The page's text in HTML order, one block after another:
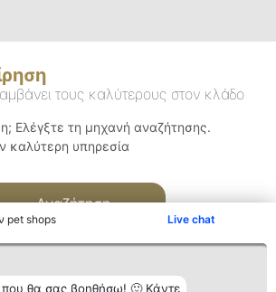
pet shops Live chat
που θα σας βοηθήσω! 🙂 Κάντε
τους καλύτερους στον κλάδο
Ελέγξτε τη μηχανή αναζήτησης.
καλύτερη υπηρεσία
Αναζήτηση